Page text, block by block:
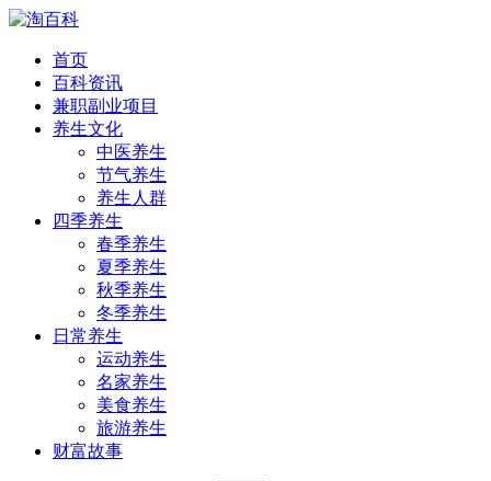
首页
百科资讯
兼职副业项目
养生文化
中医养生
节气养生
养生人群
四季养生
春季养生
夏季养生
秋季养生
冬季养生
日常养生
运动养生
名家养生
美食养生
旅游养生
财富故事